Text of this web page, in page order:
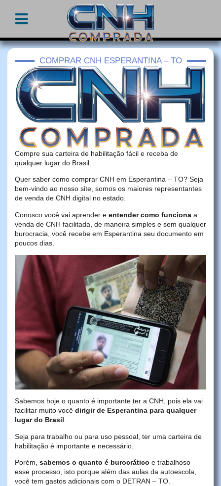
COMPRAR CNH ESPERANTINA – TO
Compre sua carteira de habilitação fácil e receba de
qualquer lugar do Brasil.
Quer saber como comprar CNH em Esperantina – TO? Seja
bem-vindo ao nosso site, somos os maiores representantes
de venda de CNH digital no estado.
Conosco você vai aprender e entender como funciona a
venda de CNH facilitada, de maneira simples e sem qualquer
burocracia, você recebe em Esperantina seu documento em
poucos dias.
Sabemos hoje o quanto é importante ter a CNH, pois ela vai
facilitar muito você dirigir de Esperantina para qualquer
lugar do Brasil.
Seja para trabalho ou para uso pessoal, ter uma carteira de
habilitação é importante e necessário.
Porém, sabemos o quanto é burocrático e trabalhoso
esse processo, isto porque além das aulas da autoescola,
você tem gastos adicionais com o DETRAN – TO.